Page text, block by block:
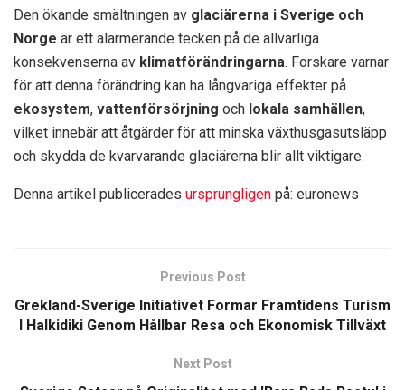
Den ökande smältningen av glaciärerna i Sverige och
Norge är ett alarmerande tecken på de allvarliga
konsekvenserna av klimatförändringarna. Forskare varnar
för att denna förändring kan ha långvariga effekter på
ekosystem, vattenförsörjning och lokala samhällen,
vilket innebär att åtgärder för att minska växthusgasutsläpp
och skydda de kvarvarande glaciärerna blir allt viktigare.
Denna artikel publicerades ursprungligen på: euronews
Previous Post
Grekland-Sverige Initiativet Formar Framtidens Turism
I Halkidiki Genom Hållbar Resa och Ekonomisk Tillväxt
Next Post